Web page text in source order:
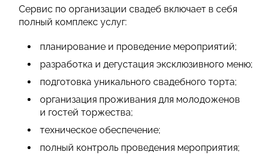
Сервис по организации свадеб включает в себя
полный комплекс услуг:
планирование и проведение мероприятий;
разработка и дегустация эксклюзивного меню;
подготовка уникального свадебного торта;
организация проживания для молодоженов
и гостей торжества;
техническое обеспечение;
полный контроль проведения мероприятия;